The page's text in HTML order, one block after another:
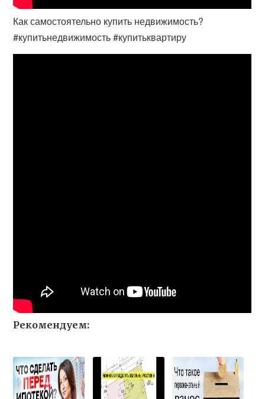
Как самостоятельно купить недвижимость?
#купитьнедвижимость #купитьквартиру
Рекомендуем: